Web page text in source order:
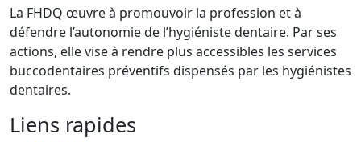
La FHDQ œuvre à promouvoir la profession et à
défendre l’autonomie de l’hygiéniste dentaire. Par ses
actions, elle vise à rendre plus accessibles les services
buccodentaires préventifs dispensés par les hygiénistes
dentaires.
Liens rapides